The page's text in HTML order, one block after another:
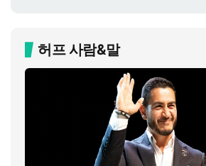
허프 사람&말